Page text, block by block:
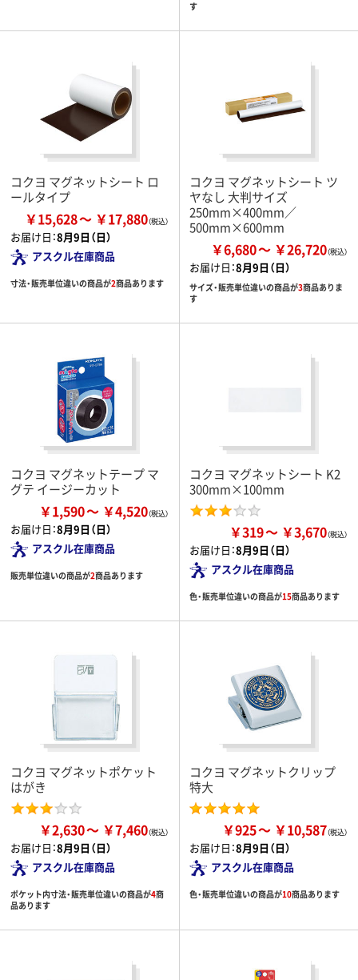
す
コクヨ マグネットシート ロ
ールタイプ
￥15,628 ￥17,880
お届け日：8月9日（日）
アスクル在庫商品
寸法・販売単位違いの商品が2商品あります
コクヨ マグネットシート ツ
ヤなし 大判サイズ
250mm×400mm／
500mm×600mm
￥6,680 ￥26,720
お届け日：8月9日（日）
サイズ・販売単位違いの商品が3商品ありま
す
コクヨ マグネットテープ マ
グテ イージーカット
￥1,590 ￥4,520
お届け日：8月9日（日）
アスクル在庫商品
販売単位違いの商品が2商品あります
コクヨ マグネットシート K2
300mm×100mm
￥319 ￥3,670
お届け日：8月9日（日）
アスクル在庫商品
色・販売単位違いの商品が15商品あります
コクヨ マグネットポケット
はがき
￥2,630 ￥7,460
お届け日：8月9日（日）
アスクル在庫商品
ポケット内寸法・販売単位違いの商品が4商
品あります
コクヨ マグネットクリップ
特大
￥925 ￥10,587
お届け日：8月9日（日）
アスクル在庫商品
色・販売単位違いの商品が10商品あります